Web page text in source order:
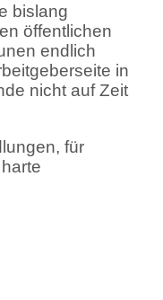
bislang
öffentlichen
endlich
in
nicht auf Zeit
für